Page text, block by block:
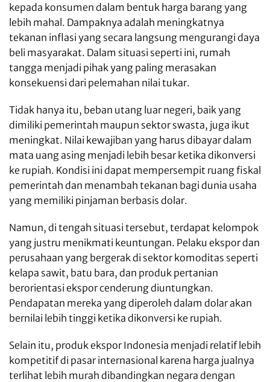
kepada konsumen dalam bentuk harga barang yang
lebih mahal. Dampaknya adalah meningkatnya
tekanan inflasi yang secara langsung mengurangi daya
beli masyarakat. Dalam situasi seperti ini, rumah
tangga menjadi pihak yang paling merasakan
konsekuensi dari pelemahan nilai tukar.
Tidak hanya itu, beban utang luar negeri, baik yang
dimiliki pemerintah maupun sektor swasta, juga ikut
meningkat. Nilai kewajiban yang harus dibayar dalam
mata uang asing menjadi lebih besar ketika dikonversi
ke rupiah. Kondisi ini dapat mempersempit ruang fiskal
pemerintah dan menambah tekanan bagi dunia usaha
yang memiliki pinjaman berbasis dolar.
Namun, di tengah situasi tersebut, terdapat kelompok
yang justru menikmati keuntungan. Pelaku ekspor dan
perusahaan yang bergerak di sektor komoditas seperti
kelapa sawit, batu bara, dan produk pertanian
berorientasi ekspor cenderung diuntungkan.
Pendapatan mereka yang diperoleh dalam dolar akan
bernilai lebih tinggi ketika dikonversi ke rupiah.
Selain itu, produk ekspor Indonesia menjadi relatif lebih
kompetitif di pasar internasional karena harga jualnya
terlihat lebih murah dibandingkan negara dengan